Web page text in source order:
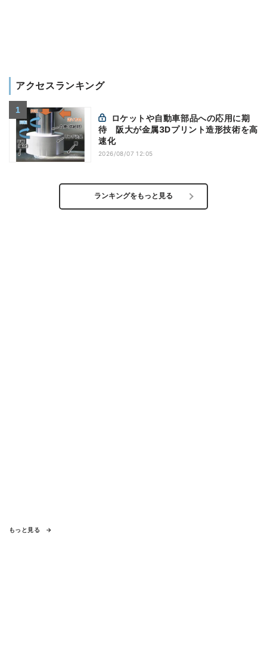
アクセスランキング
待 阪大が金属3Dプリント造形技術を高
速化
2026/08/07 12:05
ランキングをもっと見る
もっと見る